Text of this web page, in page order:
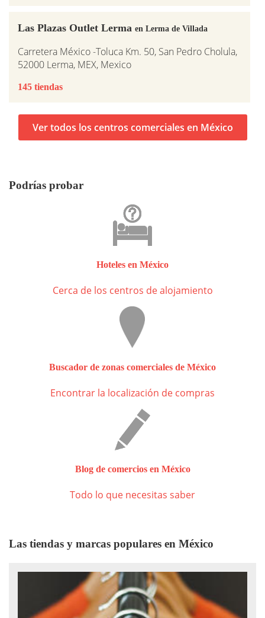
Las Plazas Outlet Lerma en Lerma de Villada
Carretera México -Toluca Km. 50, San Pedro Cholula,
52000 Lerma, MEX, Mexico
145 tiendas
Ver todos los centros comerciales en México
Podrías probar
Hoteles en México
Cerca de los centros de alojamiento
Buscador de zonas comerciales de México
Encontrar la localización de compras
Blog de comercios en México
Todo lo que necesitas saber
Las tiendas y marcas populares en México